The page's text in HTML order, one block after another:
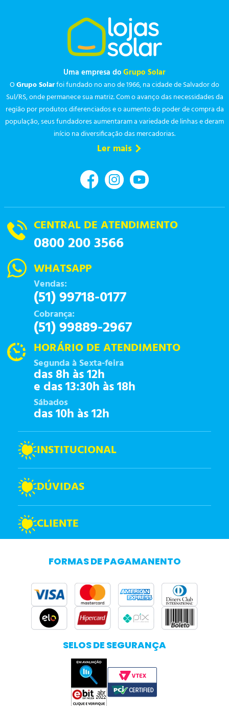
Uma empresa doGrupo Solar
OGrupo Solarfoi fundado no ano de 1966, na cidade de Salvador do
Sul/RS, onde permanece sua matriz. Com o avanço das necessidades da
região por produtos diferenciados e o aumento do poder de compra da
população, seus fundadores aumentaram a variedade de linhas e deram
início na diversificação das mercadorias.
Ler mais
CENTRAL DE ATENDIMENTO
0800 200 3566
WHATSAPP
Vendas:
(51) 99718-0177
Cobrança:
(51) 99889-2967
HORÁRIO DE ATENDIMENTO
Segunda à Sexta-feira
das 8h às 12h
e das 13:30h às 18h
Sábados
das 10h às 12h
INSTITUCIONAL
DÚVIDAS
CLIENTE
FORMAS DE PAGAMANENTO
SELOS DE SEGURANÇA